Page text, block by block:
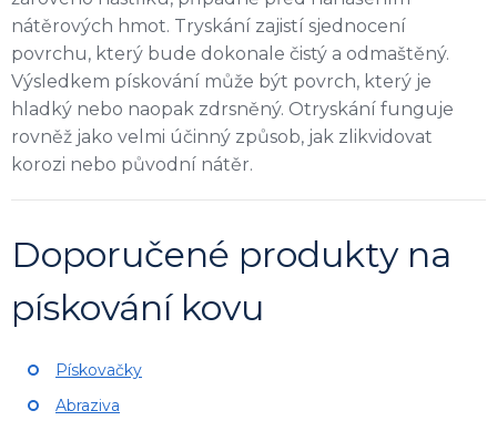
nátěrových hmot. Tryskání zajistí sjednocení
povrchu, který bude dokonale čistý a odmaštěný.
Výsledkem pískování může být povrch, který je
hladký nebo naopak zdrsněný. Otryskání funguje
rovněž jako velmi účinný způsob, jak zlikvidovat
korozi nebo původní nátěr.
Doporučené produkty na
pískování kovu
Pískovačky
Abraziva